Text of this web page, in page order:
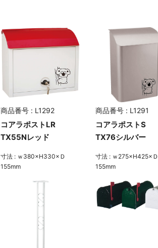
商品番号 : L1292
コアラポストLR
TX55Nレッド
寸法 : ｗ380×H330×Ｄ
155mm
商品番号 : L1291
コアラポストS
TX76シルバー
寸法 : ｗ275×H425×Ｄ
155mm